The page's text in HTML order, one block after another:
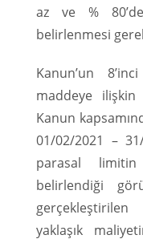
az ve %
belirlenmesi
Kanun’un
maddeye
Kanun
01/02/2021 –
parasal
belirlendiği
yaklaşık